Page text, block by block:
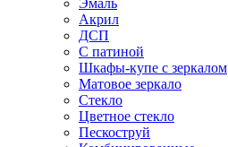
Эмаль
Акрил
ДСП
С патиной
Шкафы-купе с зеркалом
Матовое зеркало
Стекло
Цветное стекло
Пескоструй